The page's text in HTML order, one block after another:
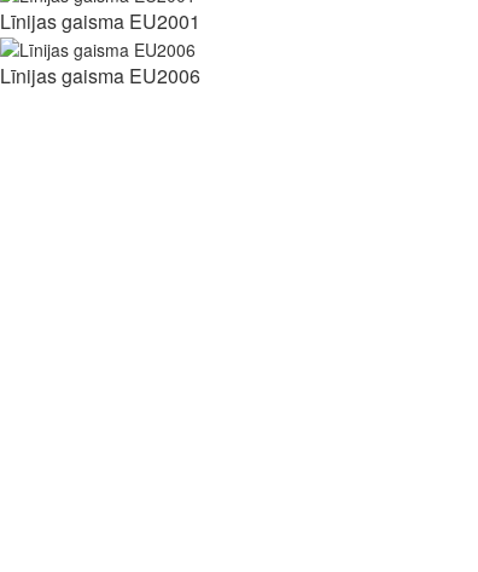
Līnijas gaisma EU2001
Līnijas gaisma EU2006